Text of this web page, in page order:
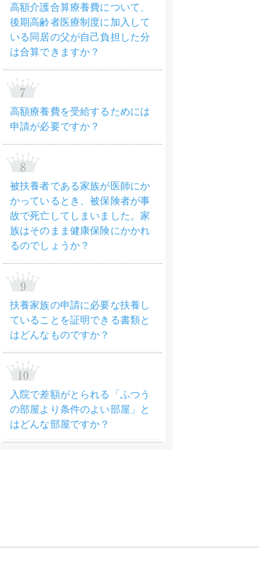
高額介護合算療養費について、
後期高齢者医療制度に加入して
いる同居の父が自己負担した分
は合算できますか？
高額療養費を受給するためには
申請が必要ですか？
被扶養者である家族が医師にか
かっているとき、被保険者が事
故で死亡してしまいました。家
族はそのまま健康保険にかかれ
るのでしょうか？
扶養家族の申請に必要な扶養し
ていることを証明できる書類と
はどんなものですか？
入院で差額がとられる「ふつう
の部屋より条件のよい部屋」と
はどんな部屋ですか？